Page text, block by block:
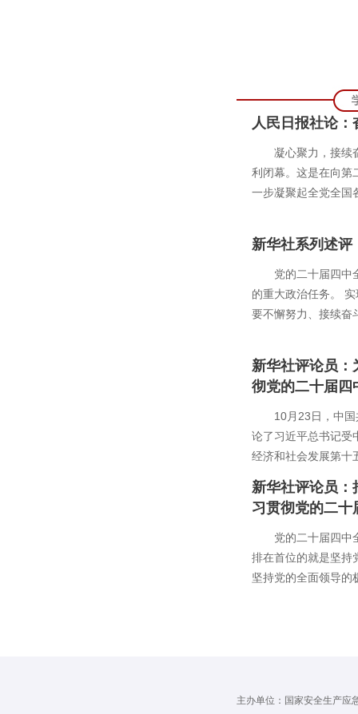
人民日报社论
凝心聚力，接续
利闭幕。这是在向第
一步凝聚起全党全国
新华社系列述评
党的二十届四中
的重大政治任务。
要不懈努力、接续奋
新华社评论员
彻党的二十届四
10月23日，中
论了习近平总书记受
经济和社会发展第十
新华社评论员
习贯彻党的二十
党的二十届四中
排在首位的就是坚持
坚持党的全面领导的
主办单位：国家安全生产